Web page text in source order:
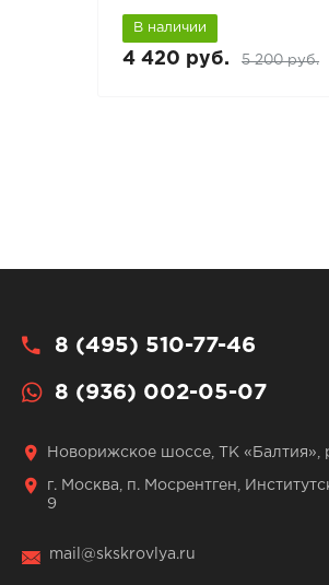
В наличии
4 420 руб. 5 200 руб.
8 (495) 510-77-46
8 (936) 002-05-07
Новорижское шоссе, ТК «Балтия»,
г. Москва, п. Мосрентген,
9
mail@skskrovlya.ru